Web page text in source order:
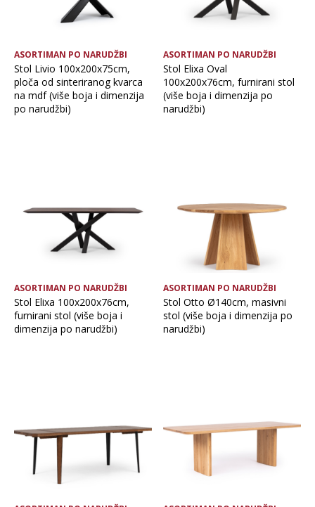
ASORTIMAN PO NARUDŽBI
Stol Livio 100x200x75cm,
ploča od sinteriranog kvarca
na mdf (više boja i dimenzija
po narudžbi)
ASORTIMAN PO NARUDŽBI
Stol Elixa Oval
100x200x76cm, furnirani stol
(više boja i dimenzija po
narudžbi)
ASORTIMAN PO NARUDŽBI
Stol Elixa 100x200x76cm,
furnirani stol (više boja i
dimenzija po narudžbi)
ASORTIMAN PO NARUDŽBI
Stol Otto Ø140cm, masivni
stol (više boja i dimenzija po
narudžbi)